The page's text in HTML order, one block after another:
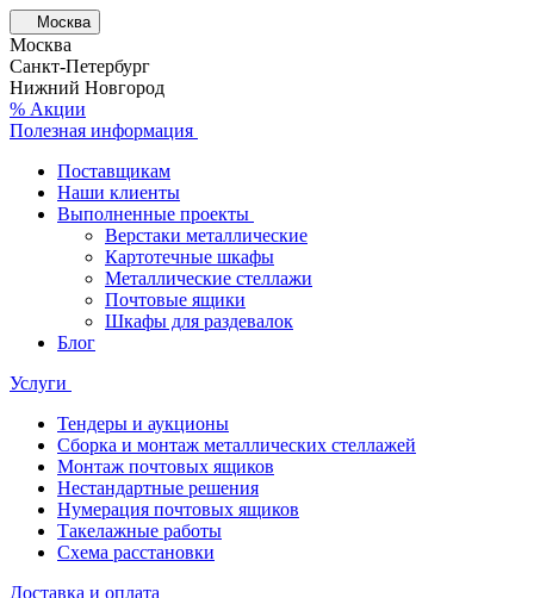
Москва
Москва
Санкт-Петербург
Нижний Новгород
% Акции
Полезная информация
Поставщикам
Наши клиенты
Выполненные проекты
Верстаки металлические
Картотечные шкафы
Металлические стеллажи
Почтовые ящики
Шкафы для раздевалок
Блог
Услуги
Тендеры и аукционы
Сборка и монтаж металлических стеллажей
Монтаж почтовых ящиков
Нестандартные решения
Нумерация почтовых ящиков
Такелажные работы
Схема расстановки
Доставка и оплата